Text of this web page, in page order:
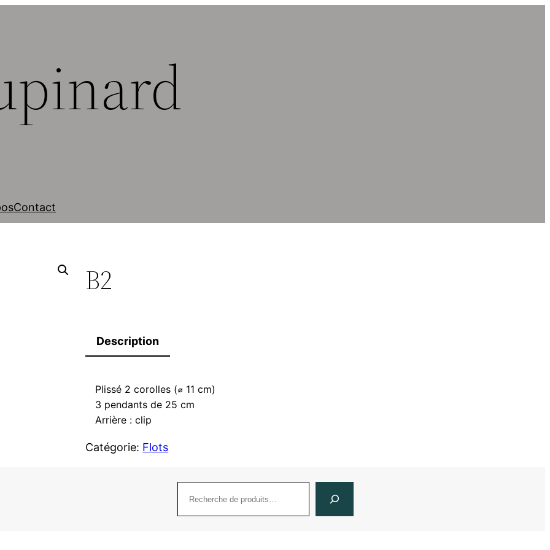
Contact
B2
Description
Plissé 2 corolles (⌀ 11 cm)
3 pendants de 25 cm
Arrière : clip
Catégorie: Flots